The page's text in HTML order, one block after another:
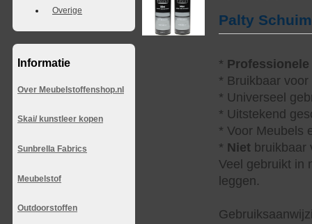
Overige
Informatie
Over Meubelstoffenshop.nl
Skai/ kunstleer kopen
Sunbrella Fabrics
Meubelstof
Outdoorstoffen
Palty
* Professionele
* Bruikbaar
* Universeel
* Uitstekend
* Voor Meubels
* Niet bruikbaar
Veel gebruikt in
leggen.